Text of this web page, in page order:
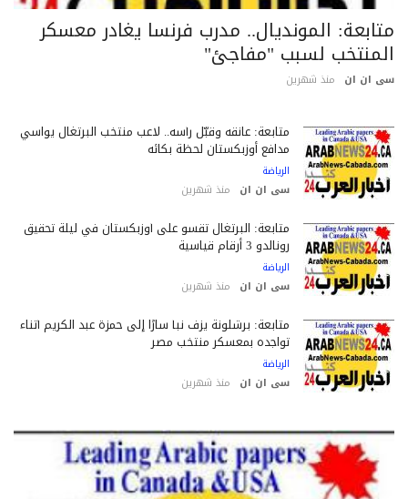
المونديال.. مدرب فرنسا يغادر معسكر
لسبب "مفاجئ"
ان ان منذ شهرين
متابعة: عانقه وقبّل رأسه.. لاعب منتخب البرتغال يواسي
مدافع أوزبكستان لحظة بكائه
الرياضة
سى ان ان منذ شهرين
متابعة: البرتغال تقسو على أوزبكستان في ليلة تحقيق
رونالدو 3 أرقام قياسية
الرياضة
سى ان ان منذ شهرين
متابعة: برشلونة يزف نبأ سارًا إلى حمزة عبد الكريم أثناء
تواجده بمعسكر منتخب مصر
الرياضة
سى ان ان منذ شهرين